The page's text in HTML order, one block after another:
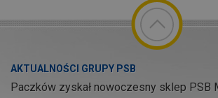
AKTUALNOŚCI GRUPY PSB
Paczków zyskał nowoczesny sklep PSB